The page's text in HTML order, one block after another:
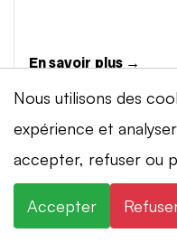
En savoir plus →
Installation de
{city} : caméras IP
Nous utilisons des
expérience et
accepter, refuser ou
Accepter
✓
Marc D. à
demander une
⚡ Intervention en
Devis gratuit
+41 78 319 32